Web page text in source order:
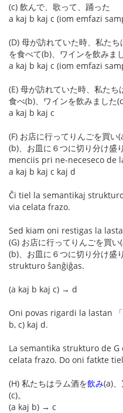
(c) 飲んで、歌って、踊った
a kaj b kaj c (iom emfazi
(D) 母が訪れていた時、私た
を食べて(b)、ワインを飲みまし
a kaj b kaj c (iom emfazi
(E) 母が訪れていた時、私た
食べ(b)、ワインを飲みました(c)
a kaj b kaj c
(F) お店に行ってりんごを買い
(b)、お皿に６つに切り分け盛
menciis pri ne-neceseco de
a kaj b kaj c kaj d
Ĉi tiel la semantikaj
via celata frazo.
Sed kiam oni restigas la
(G) お店に行ってりんごを買
(b)、お皿に６つに切り分け盛
strukturo ŝanĝiĝas.
(a kaj b kaj c) → d
Oni povas rigardi la lastan
b, c) kaj d.
La semantika strukturo de
celata frazo. Do oni fatkte
(H) 私たちはラム酒を飲み(a)
(c)。
(a kaj b) → c